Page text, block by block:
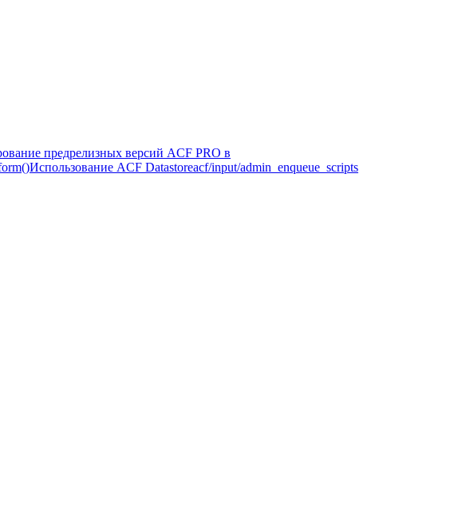
предрелизных версий ACF PRO в
Использование ACF Datastoreacf/input/admin_enqueue_scripts